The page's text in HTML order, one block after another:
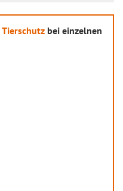
Tierschutz bei einzelnen